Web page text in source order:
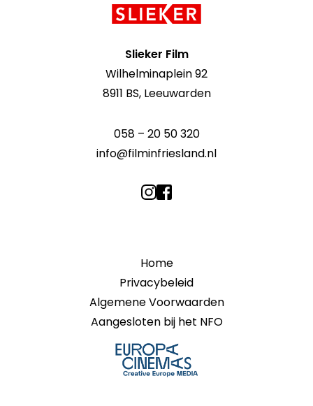
Slieker Film
Wilhelminaplein 92
8911 BS, Leeuwarden
058 – 20 50 320
info@filminfriesland.nl
Home
Privacybeleid
Algemene Voorwaarden
Aangesloten bij het NFO